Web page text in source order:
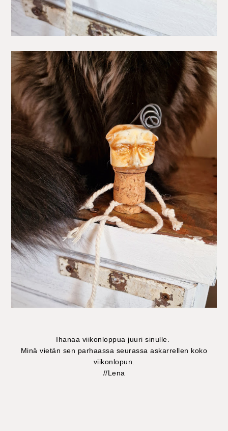
Ihanaa viikonloppua juuri sinulle.
Minä vietän sen parhaassa seurassa askarrellen koko
viikonlopun.
//Lena